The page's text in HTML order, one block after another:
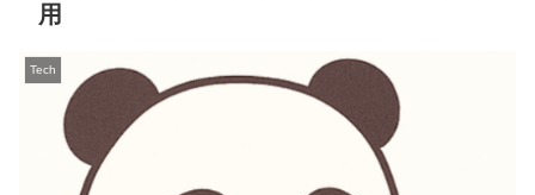
用
Tech